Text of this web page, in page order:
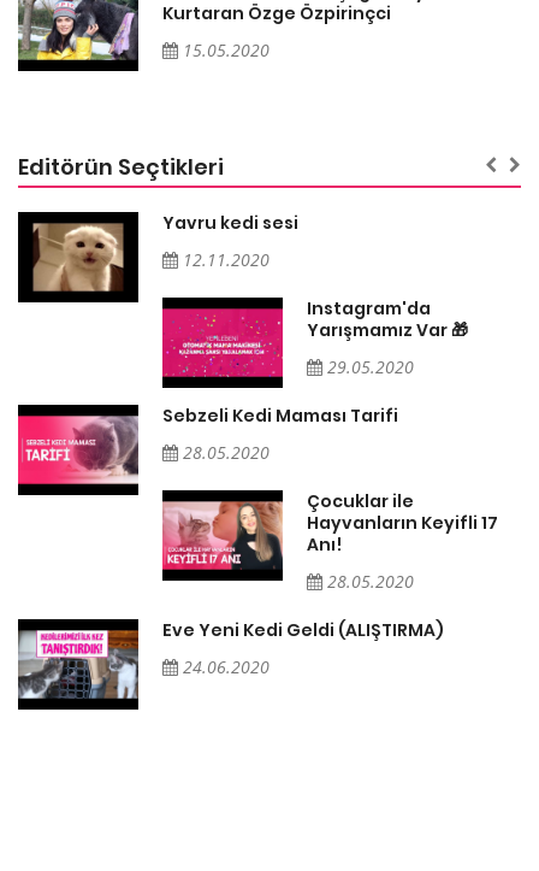
Kurtaran Özge Özpirinçci
15.05.2020
Editörün Seçtikleri
Yavru kedi sesi
12.11.2020
Instagram'da
Yarışmamız Var 🎁
29.05.2020
Sebzeli Kedi Maması Tarifi
28.05.2020
Çocuklar ile
Hayvanların Keyifli 17
Anı!
28.05.2020
Eve Yeni Kedi Geldi (ALIŞTIRMA)
24.06.2020